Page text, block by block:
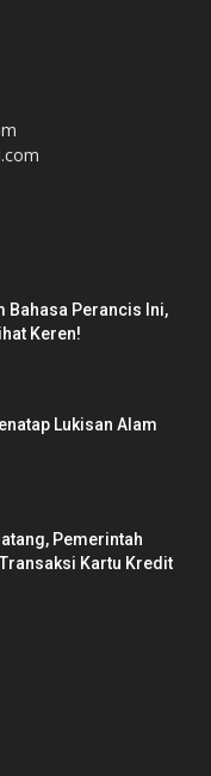
Bahasa Perancis Ini,
Keren!
Lukisan Alam
Pemerintah
Kartu Kredit